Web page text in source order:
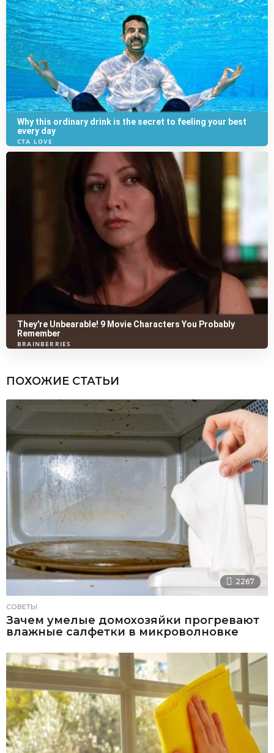
ПОХОЖИЕ СТАТЬИ
2267
СОВЕТЫ
Зачем умелые домохозяйки прогревают
влажные салфетки в микроволновке